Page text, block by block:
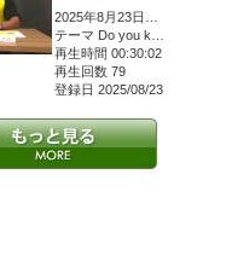
2025年8月23日…
テーマ Do you k…
再生時間 00:30:02
再生回数 79
登録日 2025/08/23